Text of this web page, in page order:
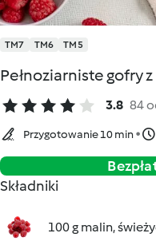
TM7 TM6 TM5
Pełnoziarniste gofry
3.8 84
Przygotowanie 10 min
Składniki
100 g malin,